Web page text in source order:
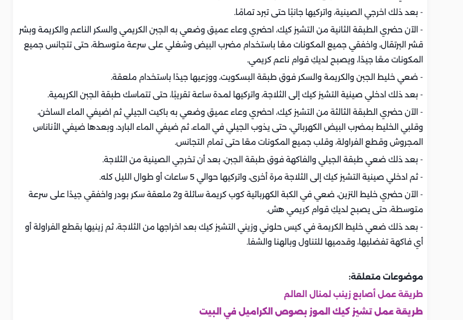
- بعد ذلك اخرجي الصينية، واتركيها جانبًا حتى تبرد تمامًا.
- الآن حضري الطبقة الثانية من التشيز كيك، احضري وعاء عميق وضعي به الجبن الكريمي والسكر الناعم والكريمة وبشر
قشر البرتقال، واخفقي جميع المكونات معًا باستخدام مضرب البيض وشغلي على سرعة متوسطة، حتى تتجانس جميع
المكونات معًا جيدًا، ويصبح لديكِ قوام ناعم كريمي.
- ضعي خليط الجبن والكريمة والسكر فوق طبقة البسكويت، ووزعيها جيدًا باستخدام ملعقة.
- بعد ذلك ادخلي صينية التشيز كيك إلى الثلاجة، واتركيها لمدة ساعة تقريبًا، حتى تتماسك طبقة الجبن الكريمية.
- الآن حضري الطبقة الثالثة من التشيز كيك، احضري وعاء عميق وضعي به باكيت الجيلي ثم اضيفي الماء الساخن،
وقلبي الخليط بمضرب البيض الكهربائي، حتى يذوب الجيلي في الماء، ثم ضيفي الماء البارد، وبعدها ضيفي الأناناس
المجروش وقطع الفراولة، وقلب جميع المكونات معًا حتى تمام التجانس.
- بعد ذلك ضعي طبقة الجيلي والفاكهة فوق طبقة الجبن، بعد أن تخرجي الصينية من الثلاجة.
- ثم ادخلي صينية التشيز كيك إلى الثلاجة مرة أخرى، واتركيها حوالي 5 ساعات أو طوال الليل كله.
- الآن حضري خليط التزين، ضعي في الكبة الكهربائية كوب كريمة سائلة و2 ملعقة سكر بودر واخفقي جيدًا على سرعة
متوسطة، حتى يصبح لديكِ قوام كريمي هش.
- بعد ذلك ضعي خليط الكريمة في كيس حلوني وزيني التشيز كيك بعد اخراجها من الثلاجة، ثم زينيها بقطع الفراولة أو
أي فاكهة تفضليها، وقدميها للتناول وبالهنا والشفا.
موضوعات متعلقة:
طريقة عمل أصابع زينب لمنال العالم
طريقة عمل تشيز كيك الموز بصوص الكراميل في البيت